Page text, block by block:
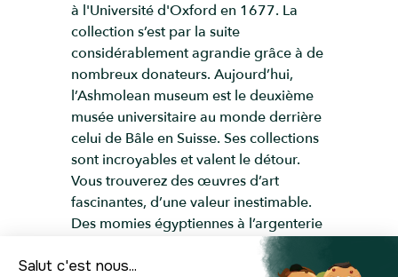
à l'Université d'Oxford en 1677. La
collection s’est par la suite
considérablement agrandie grâce à de
nombreux donateurs. Aujourd’hui,
l’Ashmolean museum est le deuxième
musée universitaire au monde derrière
celui de Bâle en Suisse. Ses collections
sont incroyables et valent le détour.
Vous trouverez des œuvres d’art
fascinantes, d’une valeur inestimable.
Des momies égyptiennes à l’argenterie
anglaise, en passant par les dessins de
Raphaël ou un trésor viking! Il y a tant à